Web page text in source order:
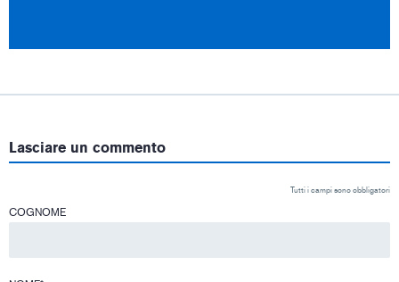
Lasciare un commento
Tutti i campi sono obbligatori
COGNOME